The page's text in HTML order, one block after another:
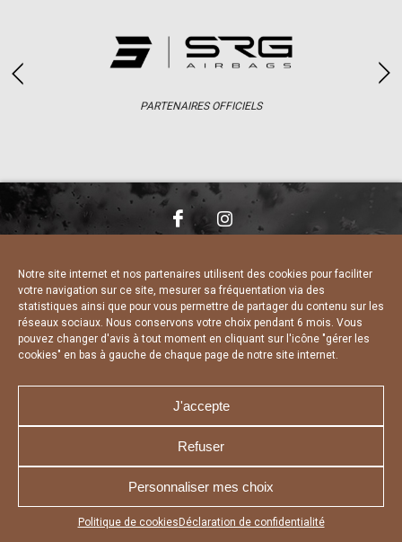
Notre site internet et nos partenaires utilisent des cookies pour faciliter
votre navigation sur ce site, mesurer sa fréquentation via des
statistiques ainsi que pour vous permettre de partager du contenu sur les
réseaux sociaux. Nous conservons votre choix pendant 6 mois. Vous
pouvez changer d'avis à tout moment en cliquant sur l'icône "gérer les
cookies" en bas à gauche de chaque page de notre site internet.
J'accepte
Refuser
Personnaliser mes choix
Politique de cookies Déclaration de confidentialité
Appuyez sur le bouton partager en bas de votre
PARTENAIRES OFFICIELS
CHARTE DE CONFIDENTIALITÉ
DÉCLARATION DE CONFIDENTIALITÉ
POLITIQUE D’UTILISATION DES COOKIES
RÉALISÉ PAR L’AGENCE WEB A3 WEB